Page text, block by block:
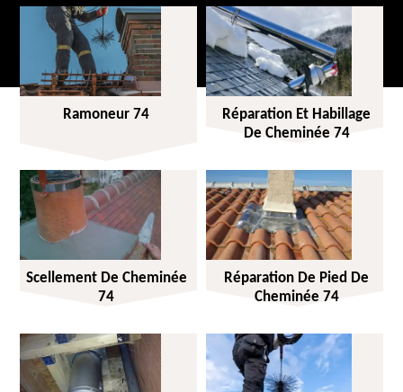
Ramoneur 74
Réparation Et Habillage
De Cheminée 74
Scellement De Cheminée
74
Réparation De Pied De
Cheminée 74